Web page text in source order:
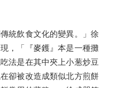
飲食文化的變異。」徐
，「『麥鑊』本是一種攤
法是在其中夾上小葱炒豆
卻被改造成類似北方煎餅